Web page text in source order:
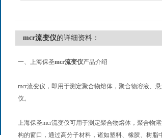
mcr流变仪的详细资料：
一、上海保圣mcr流变仪产品介绍
mcr流变仪，即用于测定聚合物熔体，聚合物溶液、
仪。
上海保圣mcr流变仪可用于测定聚合物熔体，聚合物
构的窗口，通过高分子材料，诸如塑料、橡胶、树